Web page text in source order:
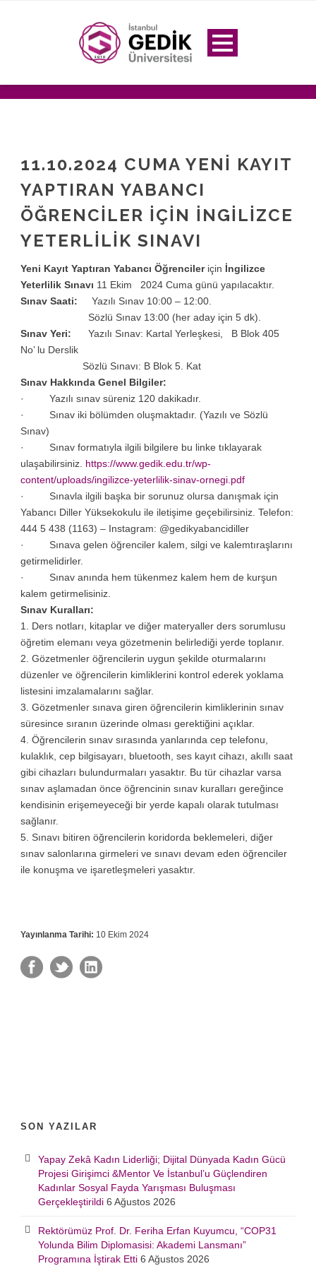
11.10.2024 CUMA YENI KAYIT
YAPTIRAN YABANCI
ÖĞRENCILER IÇIN İNGILIZCE
YETERLILIK SINAVI
Yeni Kayıt Yaptıran Yabancı Öğrenciler için İngilizce
Yeterlilik Sınavı 11 Ekim 2024 Cuma günü yapılacaktır.
Sınav Saati: Yazılı Sınav 10:00 – 12:00.
Sözlü Sınav 13:00 (her aday için 5 dk).
Sınav Yeri:
Yazılı Sınav: Kartal Yerleşkesi, B Blok 405
No’ lu Derslik
Sözlü Sınavı: B Blok 5. Kat
Sınav Hakkında Genel Bilgiler:
· Yazılı sınav süreniz 120 dakikadır.
· Sınav iki bölümden oluşmaktadır. (Yazılı ve Sözlü
Sınav)
· Sınav formatıyla ilgili bilgilere bu linke tıklayarak
ulaşabilirsiniz. https://www.gedik.edu.tr/wp-
content/uploads/ingilizce-yeterlilik-sinav-ornegi.pdf
· Sınavla ilgili başka bir sorunuz olursa danışmak için
Yabancı Diller Yüksekokulu ile iletişime geçebilirsiniz. Telefon:
444 5 438 (1163) – Instagram: @gedikyabancidiller
· Sınava gelen öğrenciler kalem, silgi ve kalemtıraşlarını
getirmelidirler.
· Sınav anında hem tükenmez kalem hem de kurşun
kalem getirmelisiniz.
Sınav Kuralları:
1. Ders notları, kitaplar ve diğer materyaller ders sorumlusu
öğretim elemanı veya gözetmenin belirlediği yerde toplanır.
2. Gözetmenler öğrencilerin uygun şekilde oturmalarını
düzenler ve öğrencilerin kimliklerini kontrol ederek yoklama
listesini imzalamalarını sağlar.
3. Gözetmenler sınava giren öğrencilerin kimliklerinin sınav
süresince sıranın üzerinde olması gerektiğini açıklar.
4. Öğrencilerin sınav sırasında yanlarında cep telefonu,
kulaklık, cep bilgisayarı, bluetooth, ses kayıt cihazı, akıllı saat
gibi cihazları bulundurmaları yasaktır. Bu tür cihazlar varsa
sınav aşlamadan önce öğrencinin sınav kuralları gereğince
kendisinin erişemeyeceği bir yerde kapalı olarak tutulması
sağlanır.
5. Sınavı bitiren öğrencilerin koridorda beklemeleri, diğer
sınav salonlarına girmeleri ve sınavı devam eden öğrenciler
ile konuşma ve işaretleşmeleri yasaktır.
Yayınlanma Tarihi: 10 Ekim 2024
SON YAZILAR
Yapay Zekâ Kadın Liderliği; Dijital Dünyada Kadın Gücü
Projesi Girişimci &Mentor Ve İstanbul’u Güçlendiren
Kadınlar Sosyal Fayda Yarışması Buluşması
Gerçekleştirildi 6 Ağustos 2026
Rektörümüz Prof. Dr. Feriha Erfan Kuyumcu, “COP31
Yolunda Bilim Diplomasisi: Akademi Lansmanı”
Programına İştirak Etti 6 Ağustos 2026